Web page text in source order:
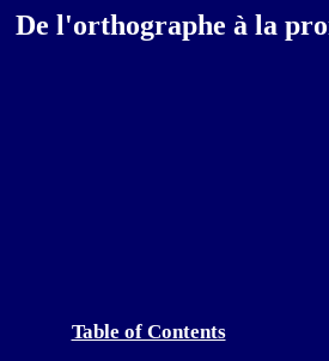
De l'orthographe à la
Table of Contents